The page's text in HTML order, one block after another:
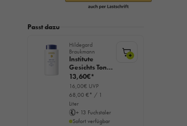
Passt dazu
Hildegard
Braukmann
Institute
Gesichts Tonic
mild, 200ml
13,60€*
16,00€ UVP
68,00 €* / 1
Liter
+ 13 Fuchstaler
Sofort verfügbar
+